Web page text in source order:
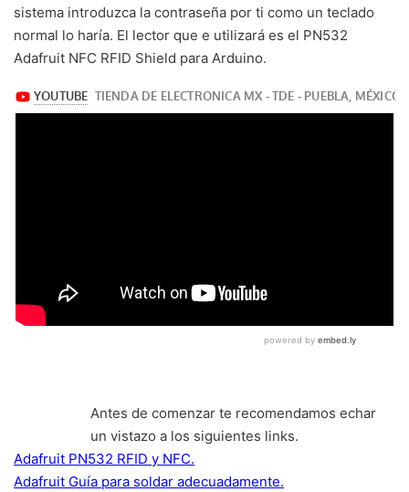
sistema introduzca la contraseña por ti como un teclado
normal lo haría. El lector que e utilizará es el PN532
Adafruit NFC RFID Shield para Arduino.
Antes de comenzar te recomendamos echar
un vistazo a los siguientes links.
Adafruit PN532 RFID y NFC.
Adafruit Guía para soldar adecuadamente.